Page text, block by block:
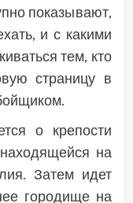
показывают,
и с какими
тем, кто
страницу в
о крепости
на
Затем идет
городище на